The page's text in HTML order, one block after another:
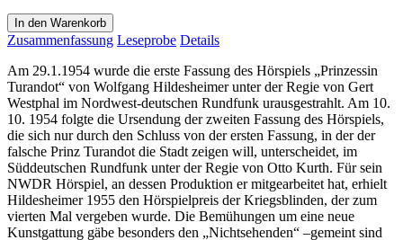
In den Warenkorb
Zusammenfassung Leseprobe Details
Am 29.1.1954 wurde die erste Fassung des Hörspiels „Prinzessin
Turandot“ von Wolfgang Hildesheimer unter der Regie von Gert
Westphal im Nordwest-deutschen Rundfunk urausgestrahlt. Am 10.
10. 1954 folgte die Ursendung der zweiten Fassung des Hörspiels,
die sich nur durch den Schluss von der ersten Fassung, in der der
falsche Prinz Turandot die Stadt zeigen will, unterscheidet, im
Süddeutschen Rundfunk unter der Regie von Otto Kurth. Für sein
NWDR Hörspiel, an dessen Produktion er mitgearbeitet hat, erhielt
Hildesheimer 1955 den Hörspielpreis der Kriegsblinden, der zum
vierten Mal vergeben wurde. Die Bemühungen um eine neue
Kunstgattung gäbe besonders den „Nichtsehenden“ –gemeint sind